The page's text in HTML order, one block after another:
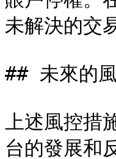
未解決的交
## 未來的
上述風控
台的發展和